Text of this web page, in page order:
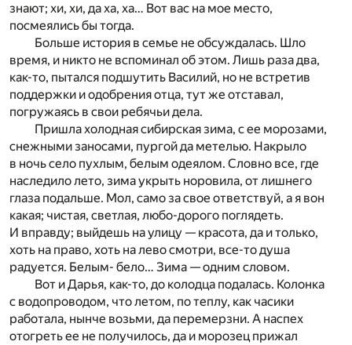
знают; хи, хи, да ха, ха… Вот вас на мое место,
посмеялись бы тогда.
Больше история в семье не обсуждалась. Шло
время, и никто не вспоминал об этом. Лишь раза два,
как-то, пытался подшутить Василий, но не встретив
поддержки и одобрения отца, тут же отставал,
погружаясь в свои ребячьи дела.
Пришла холодная сибирская зима, с ее морозами,
снежными заносами, пургой да метелью. Накрыло
в ночь село пухлым, белым одеялом. Словно все, где
наследило лето, зима укрыть норовила, от лишнего
глаза подальше. Мол, само за свое ответствуй, а я вон
какая; чистая, светлая, любо-дорого поглядеть.
И вправду; выйдешь на улицу — красота, да и только,
хоть на право, хоть на лево смотри, все-то душа
радуется. Белым- бело… Зима — одним словом.
Вот и Дарья, как-то, до колодца подалась. Колонка
с водопроводом, что летом, по теплу, как часики
работала, нынче возьми, да перемерзни. А наспех
отогреть ее не получилось, да и морозец прижал